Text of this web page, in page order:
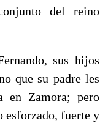
del reino
sus hijos
que su padre les
en Zamora; pero
esforzado, fuerte y